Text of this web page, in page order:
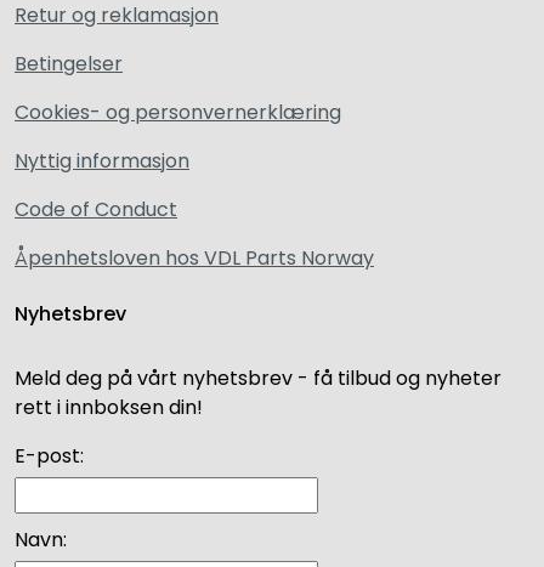
Retur og reklamasjon
Betingelser
Cookies- og personvernerklæring
Nyttig informasjon
Code of Conduct
Åpenhetsloven hos VDL Parts Norway
Nyhetsbrev
Meld deg på vårt nyhetsbrev - få tilbud og nyheter
rett i innboksen din!
E-post:
Navn: